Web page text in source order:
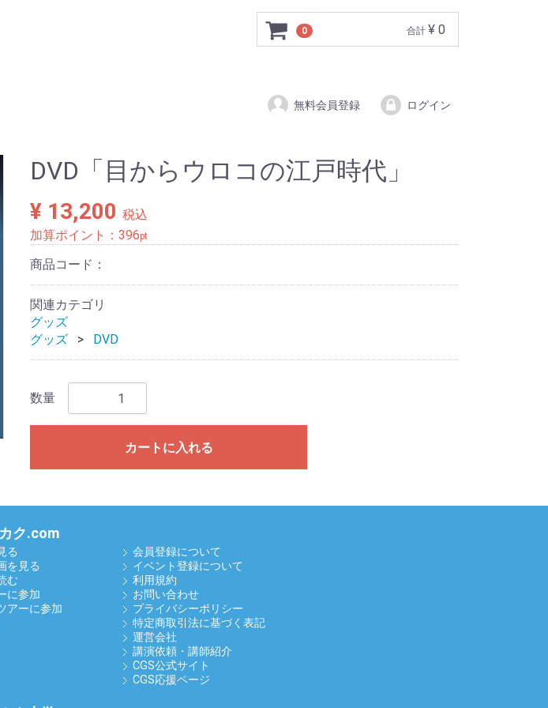
0 合計 ¥ 0
無料会員登録 ログイン
DVD「目からウロコの江戸時代」
¥ 13,200 税込
加算ポイント： 396pt
商品コード：
関連カテゴリ
グッズ
グッズ
DVD
数量
カートに入れる
ク.com
る
を見る
む
に参加
アーに参加
会員登録について
イベント登録について
利用規約
お問い合わせ
プライバシーポリシー
特定商取引法に基づく表記
運営会社
講演依頼・講師紹介
CGS公式サイト
CGS応援ページ